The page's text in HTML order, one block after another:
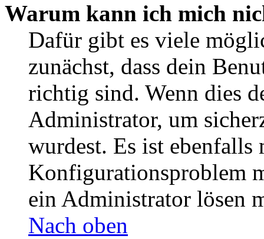
Warum kann ich mich
Dafür gibt es viele
zunächst, dass dein
richtig sind. Wenn dies
Administrator, um
wurdest. Es ist ebenfalls
Konfigurationsproblem
ein Administrator lösen
Nach oben